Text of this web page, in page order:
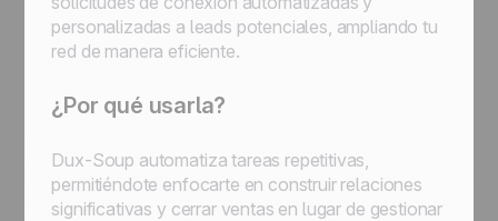
personalizadas a leads potenciales, ampliando tu
red de manera eficiente.
¿Por qué usarla?
Dux-Soup automatiza tareas repetitivas,
permitiéndote enfocarte en construir relaciones
significativas y cerrar ventas en lugar de gestionar